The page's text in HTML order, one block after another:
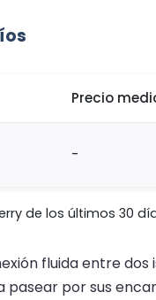
Precio
-
de los últimos 30
fluida entre
pasear por sus